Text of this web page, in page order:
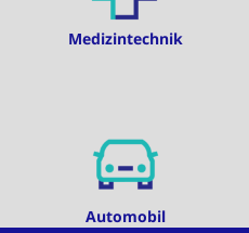
Medizintechnik
Automobil